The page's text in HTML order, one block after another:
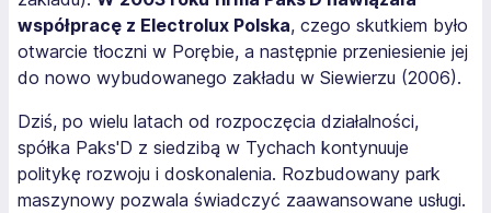
współpracę z Electrolux Polska, czego skutkiem było
otwarcie tłoczni w Porębie, a następnie przeniesienie jej
do nowo wybudowanego zakładu w Siewierzu (2006).
Dziś, po wielu latach od rozpoczęcia działalności,
spółka Paks'D z siedzibą w Tychach kontynuuje
politykę rozwoju i doskonalenia. Rozbudowany park
maszynowy pozwala świadczyć zaawansowane usługi.